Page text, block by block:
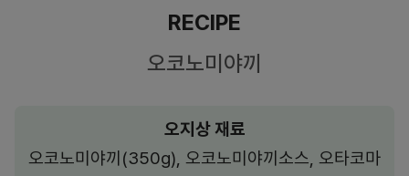
RECIPE
오코노미야끼
오지상 재료
오코노미야끼(350g), 오코노미야끼소스, 오타코마